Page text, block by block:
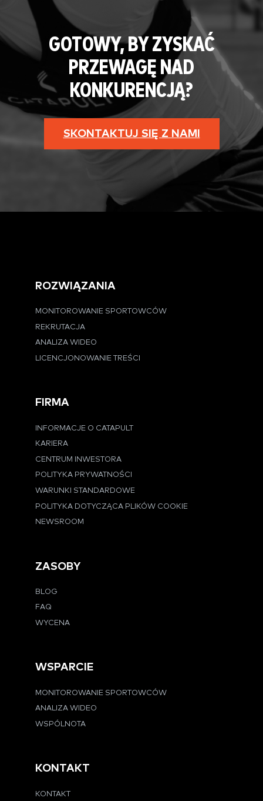
GOTOWY, BY ZYSKAĆ
PRZEWAGĘ NAD
KONKURENCJĄ?
SKONTAKTUJ SIĘ Z NAMI
ROZWIĄZANIA
MONITOROWANIE SPORTOWCÓW
REKRUTACJA
ANALIZA WIDEO
LICENCJONOWANIE TREŚCI
FIRMA
INFORMACJE O CATAPULT
KARIERA
CENTRUM INWESTORA
POLITYKA PRYWATNOŚCI
WARUNKI STANDARDOWE
POLITYKA DOTYCZĄCA PLIKÓW COOKIE
NEWSROOM
ZASOBY
BLOG
FAQ
WYCENA
WSPARCIE
MONITOROWANIE SPORTOWCÓW
ANALIZA WIDEO
WSPÓLNOTA
KONTAKT
KONTAKT